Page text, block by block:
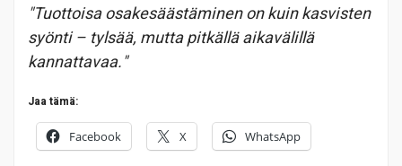
"Tuottoisa osakesäästäminen on kuin kasvisten
syönti – tylsää, mutta pitkällä aikavälillä
kannattavaa."
Jaa tämä:
Facebook X WhatsApp